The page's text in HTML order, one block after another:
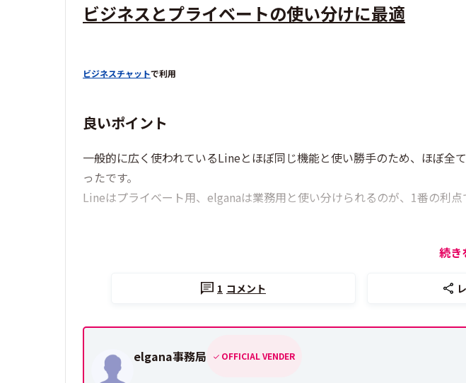
ビジネスとプライベートの使い分けに最適
ビジネスチャットで利用
良いポイント
一般的に広く使われているLineとほぼ同じ機能と使い勝手のため、ほぼ
ったです。
Lineはプライベート用、elganaは業務用と使い分けられるのが、1番の利点
続き
1 コメント
elgana事務局 OFFICIAL VENDER